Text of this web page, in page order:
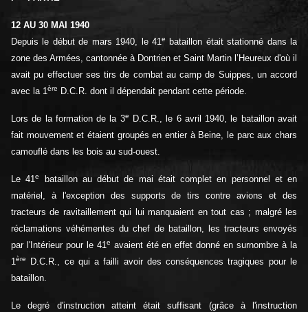
12 AU 30 MAI 1940
Depuis le début de mars 1940, le 41e
bataillon était stationné dans la
zone des Armées, cantonnée à Dontrien et Saint Martin l’Heureux d'où il
avait pu effectuer ses tirs de combat au camp de Suippes, un accord
avec la 1ère D.C.R. dont il dépendait pendant cette période.
Lors de la formation de la 3e
D.C.R., le 6 avril 1940, le bataillon avait
fait mouvement et étaient groupés en entier à Beine, le parc aux chars
camouflé dans les bois au sud-ouest.
Le 41e
bataillon au début de mai était complet en personnel et en
matériel, à l'exception des supports de tirs contre avions et des
tracteurs de ravitaillement qui lui manquaient en tout cas ; malgré les
réclamations véhémentes du chef de bataillon, les tracteurs envoyés
par l'Intérieur pour le 41e avaient été en effet donné en surnombre à la
1ère
D.C.R., ce qui a failli avoir des conséquences tragiques pour le
bataillon.
Le degré d'instruction atteint était suffisant (grâce à l'instruction